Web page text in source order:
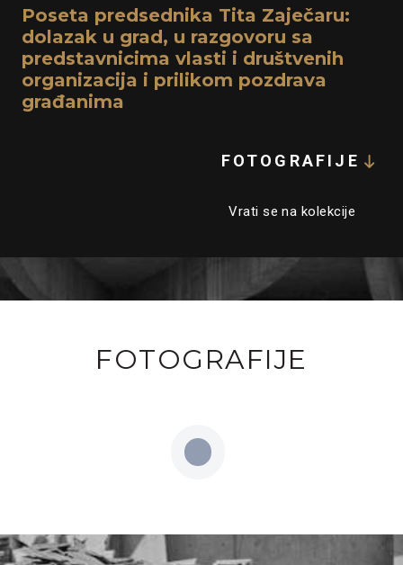
Poseta predsednika Tita Zaječaru:
dolazak u grad, u razgovoru sa
predstavnicima vlasti i društvenih
organizacija i prilikom pozdrava
građanima
FOTOGRAFIJE
Vrati se na kolekcije
FOTOGRAFIJE